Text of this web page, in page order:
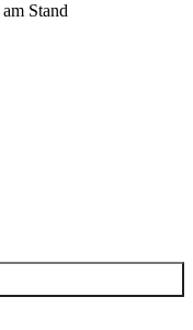
Stand